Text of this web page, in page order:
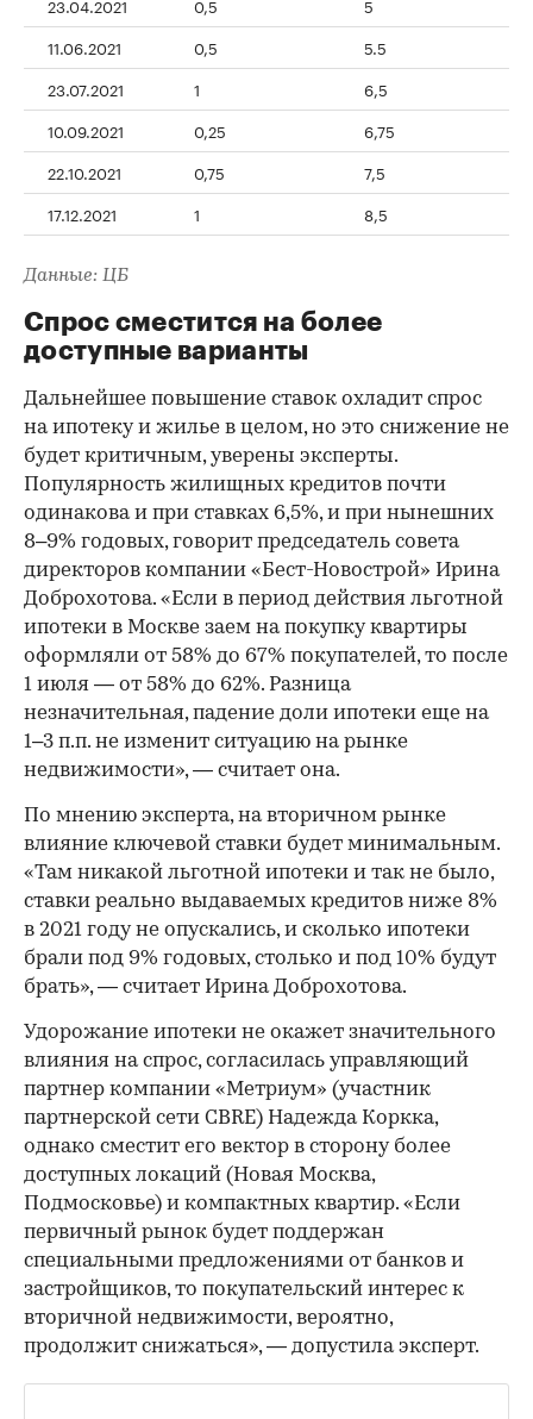
11.06.2021
0,5
5.5
23.07.2021
1
6,5
10.09.2021
0,25
6,75
22.10.2021
0,75
7,5
17.12.2021
1 8,5
Данные: ЦБ
Спрос сместится на более
доступные варианты
Дальнейшее повышение ставок охладит спрос
на ипотеку и жилье в целом, но это снижение не
будет критичным, уверены эксперты.
Популярность жилищных кредитов почти
одинакова и при ставках 6,5%, и при нынешних
8–9% годовых, говорит председатель совета
директоров компании «Бест-Новострой» Ирина
Доброхотова. «Если в период действия льготной
ипотеки в Москве заем на покупку квартиры
оформляли от 58% до 67% покупателей, то после
1 июля — от 58% до 62%. Разница
незначительная, падение доли ипотеки еще на
1–3 п.п. не изменит ситуацию на рынке
недвижимости», — считает она.
По мнению эксперта, на вторичном рынке
влияние ключевой ставки будет минимальным.
«Там никакой льготной ипотеки и так не было,
ставки реально выдаваемых кредитов ниже 8%
в 2021 году не опускались, и сколько ипотеки
брали под 9% годовых, столько и под 10% будут
брать», — считает Ирина Доброхотова.
Удорожание ипотеки не окажет значительного
влияния на спрос, согласилась управляющий
партнер компании «Метриум» (участник
партнерской сети CBRE) Надежда Коркка,
однако сместит его вектор в сторону более
доступных локаций (Новая Москва,
Подмосковье) и компактных квартир. «Если
первичный рынок будет поддержан
специальными предложениями от банков и
застройщиков, то покупательский интерес к
вторичной недвижимости, вероятно,
продолжит снижаться», — допустила эксперт.